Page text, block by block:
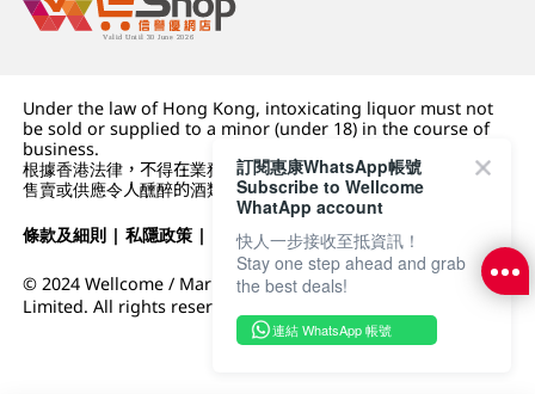
Under the law of Hong Kong, intoxicating liquor must not
be sold or supplied to a minor (under 18) in the course of
business.
根據香港法律，不得在業務過程中，向未成年人 (18 歲以下人士)
售賣或供應令人醺醉的酒類。
條款及細則 |私隱政策 | DFI零售集團
© 2024 Wellcome / Market Place. The Dairy Farm Company
Limited. All rights reserved.
訂閱惠康WhatsApp帳號
Subscribe to Wellcome
WhatApp account
快人一步接收至抵資訊！
Stay one step ahead and grab
the best deals!
連結 WhatsApp 帳號